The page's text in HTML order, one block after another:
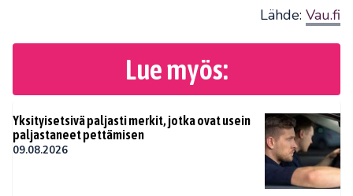
Lähde: Vau.fi
Lue myös:
Yksityisetsivä paljasti merkit, jotka ovat usein
paljastaneet pettämisen
09.08.2026